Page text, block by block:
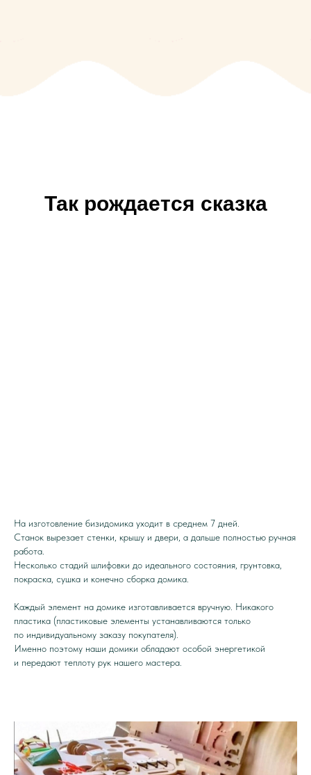
Так рождается сказка
На изготовление бизидомика уходит в среднем 7 дней.
Станок вырезает стенки, крышу и двери, а дальше полностью ручная
работа.
Несколько стадий шлифовки до идеального состояния, грунтовка,
покраска, сушка и конечно сборка домика.
Каждый элемент на домике изготавливается вручную. Никакого
пластика (пластиковые элементы устанавливаются только
по индивидуальному заказу покупателя).
Именно поэтому наши домики обладают особой энергетикой
и передают теплоту рук нашего мастера.